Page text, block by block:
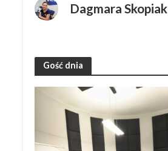
Dagmara Skopiak
Gość dnia